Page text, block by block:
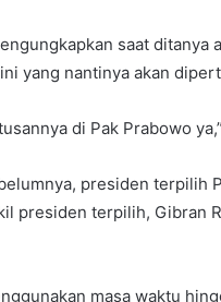
saat
yang nantinya akan
di Pak Prabowo
presiden terpilih
presiden terpilih, Gibran
masa waktu